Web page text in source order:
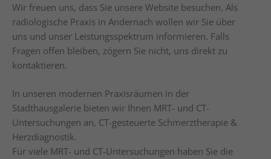
Wir freuen uns, dass Sie unsere Website besuchen. Als
radiologische Praxis in Andernach wollen wir Sie über
uns und unser Leistungsspektrum informieren. Falls
Fragen offen bleiben, zögern Sie nicht, uns direkt zu
kontaktieren.
In unseren modernen Praxisräumen in der
Stadthausgalerie bieten wir Ihnen MRT- und CT-
Untersuchungen an, CT-gesteuerte Schmerztherapie &
Herzdiagnostik.
Für viele MRT- und CT-Untersuchungen haben Sie die